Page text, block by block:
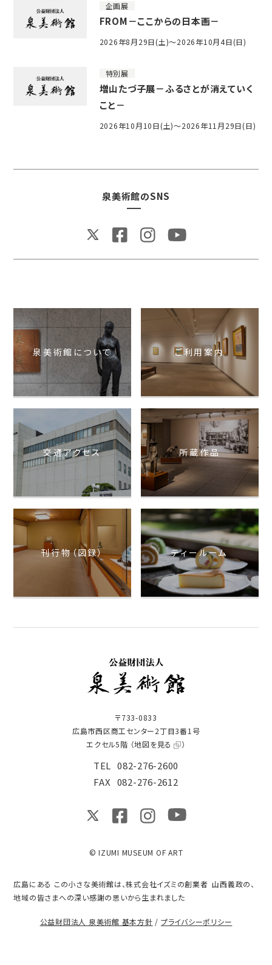
企画展
FROM－ここからの日本画－
2026年8月29日(土)～2026年10月4日(日)
特別展
増山たづ子展－ふるさとが消えていく
こと－
2026年10月10日(土)～2026年11月29日(日)
泉美術館のSNS
泉美術館について ご利用案内
交通アクセス 所蔵作品
刊行物（図録） ティールーム
〒733-0833
広島市西区商工センター2丁目3番1号
エクセル5階 （地図を見る ）
TEL 082-276-2600
FAX 082-276-2612
© IZUMI MUSEUM OF ART
広島にある この小さな美術館は、株式会社イズミの創業者 山西義政の、
地域の皆さまへの深い感謝の思いから生まれました
公益財団法人 泉美術館 基本方針 / プライバシーポリシー